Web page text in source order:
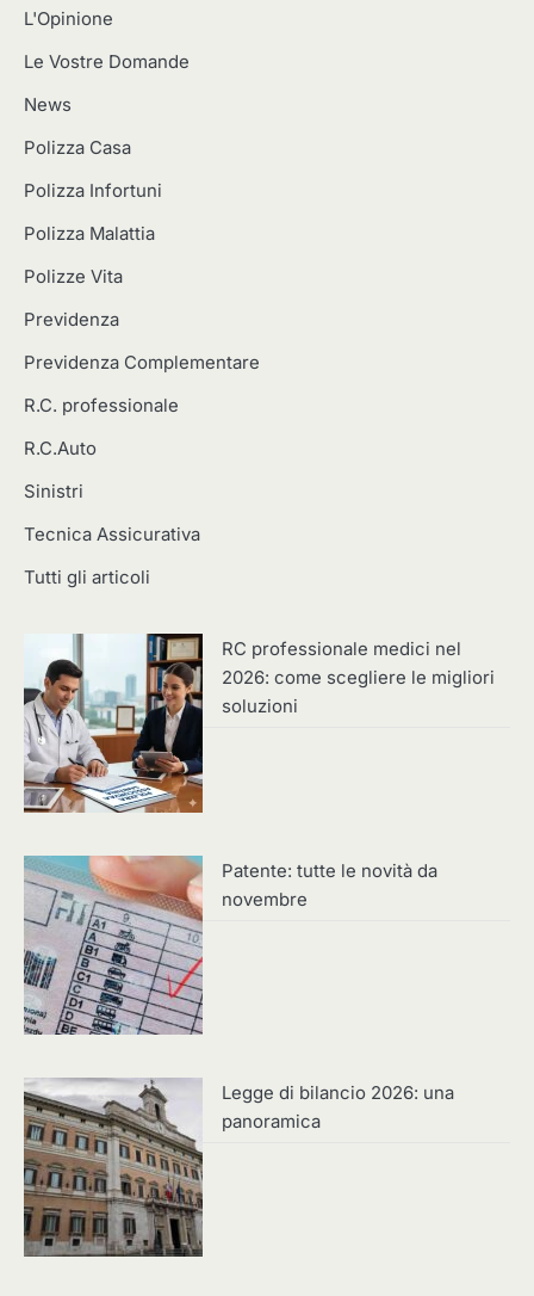
L'Opinione
Le Vostre Domande
News
Polizza Casa
Polizza Infortuni
Polizza Malattia
Polizze Vita
Previdenza
Previdenza Complementare
R.C. professionale
R.C.Auto
Sinistri
Tecnica Assicurativa
Tutti gli articoli
RC professionale medici nel
2026: come scegliere le migliori
soluzioni
Patente: tutte le novità da
novembre
Legge di bilancio 2026: una
panoramica